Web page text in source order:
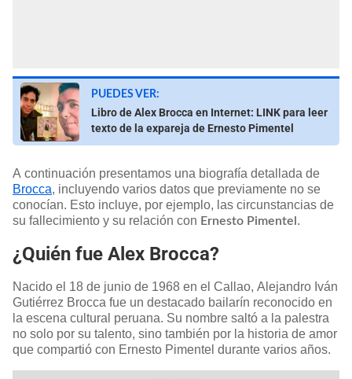
PUEDES VER:
Libro de Alex Brocca en Internet: LINK para leer
texto de la expareja de Ernesto Pimentel
A continuación presentamos una biografía detallada de
Brocca, incluyendo varios datos que previamente no se
conocían. Esto incluye, por ejemplo, las circunstancias de
su fallecimiento y su relación con Ernesto Pimentel .
¿Quién fue Alex Brocca?
Nacido el 18 de junio de 1968 en el Callao, Alejandro Iván
Gutiérrez Brocca fue un destacado bailarín reconocido en
la escena cultural peruana. Su nombre saltó a la palestra
no solo por su talento, sino también por la historia de amor
que compartió con Ernesto Pimentel durante varios años.